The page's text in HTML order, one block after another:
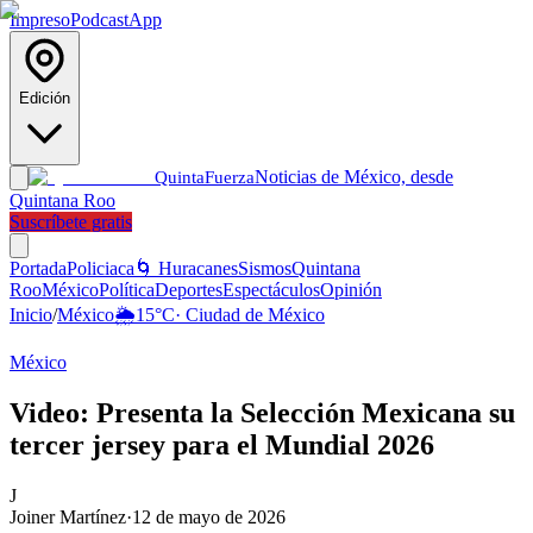
ImpresoPodcastApp
Edición
QuintaFuerzaNoticias de México, desde
Quintana Roo
Suscríbete gratis
PortadaPoliciaca 🌀 HuracanesSismosQuintana
RooMéxicoPolíticaDeportesEspectáculosOpinión
Inicio/México🌦️15°C· Ciudad de México
México
Video: Presenta la Selección Mexicana su
tercer jersey para el Mundial 2026
J
Joiner Martínez·12 de mayo de 2026